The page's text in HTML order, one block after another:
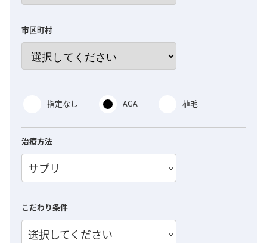
市区町村
指定なし AGA 植毛
治療方法
サプリ
こだわり条件
選択してください